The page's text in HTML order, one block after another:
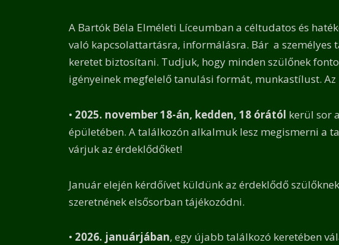
A Bartók Béla Elméleti Líceumban a céltudatos és
való kapcsolattartásra, informálásra. Bár a személyes
keretet biztosítani. Tudjuk, hogy minden szülőnek
igényeinek megfelelő tanulási formát, munkastílust.
• 2025. november 18-án, kedden, 18 órától kerül sor
épületében. A találkozón alkalmuk lesz megismerni a
várjuk az érdeklődőket!
Január elején kérdőívet küldünk az érdeklődő
szeretnének elsősorban tájékozódni.
• 2026. januárjában, egy újabb találkozó keretében